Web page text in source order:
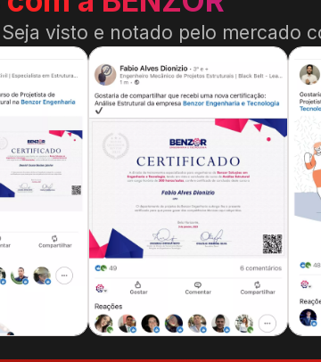
Seja visto e notado pelo mercado